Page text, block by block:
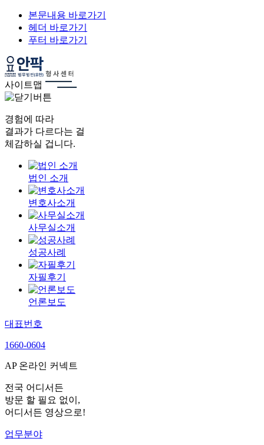
본문내용 바로가기
헤더 바로가기
푸터 바로가기
사이트맵
경험에 따라
결과가 다르다는 걸
체감하실 겁니다.
법인 소개
변호사소개
사무실소개
성공사례
자필후기
언론보도
대표번호
1660-0604
AP 온라인 커넥트
전국 어디서든
방문 할 필요 없이,
어디서든 영상으로!
업무분야